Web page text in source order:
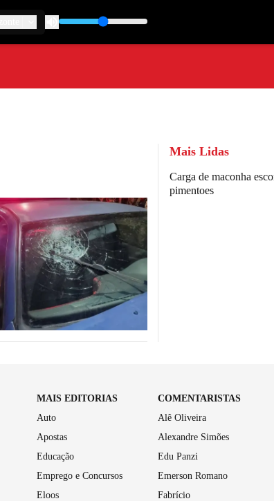
Mais Lidas
Carga de maconha
pimentoes
MAIS EDITORIAS
Auto
Apostas
Educação
Emprego e Concursos
Eloos
COMENTARISTAS
Alê Oliveira
Alexandre Simões
Edu Panzi
Emerson Romano
Fabrício